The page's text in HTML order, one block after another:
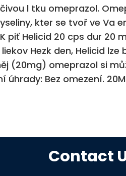
čivou l tku omeprazol.
kter se tvoř ve Va
piť Helicid 20 cps dur 20
Hezk den, Helicid lze
(20mg) omeprazol si
Bez omezení.
Contact